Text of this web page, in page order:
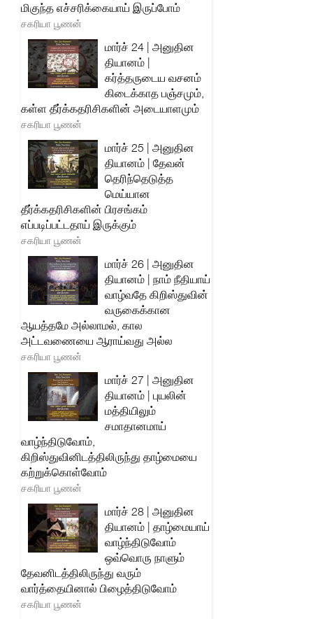
மிகுந்த எச்சரிக்கையாய் இருப்போம்
சகரியா பூணன்
மார்ச் 24 | அனுதின
தியானம் |
கர்த்தருடைய வசனம்
கிடைக்காத பஞ்சமும்,
கள்ள தீர்க்கதரிசிகளின் அடையாளமும்
சகரியா பூணன்
மார்ச் 25 | அனுதின
தியானம் | தேவன்
தெரிந்தெடுத்த
மெய்யான
தீர்க்கதரிசிகளின் பிரசங்கம்
எப்படிப்பட்டதாய் இருக்கும்
சகரியா பூணன்
மார்ச் 26 | அனுதின
தியானம் | நாம் நீதியாய்
வாழ்வதே கிறிஸ்துவின்
வருகைக்கான
ஆயத்தமே அல்லாமல், கால
அட்டவணையை ஆராய்வது அல்ல
சகரியா பூணன்
மார்ச் 27 | அனுதின
தியானம் | புயலின்
மத்தியிலும்
சமாதானமாய்
வாழ்ந்திடுவோம்,
கிறிஸ்துவினிடத்திலிருந்து தாழ்மையை
கற்றுக்கொள்வோம்
சகரியா பூணன்
மார்ச் 28 | அனுதின
தியானம் | தாழ்மையாய்
வாழ்ந்திடுவோம்
ஒவ்வொரு நாளும்
தேவனிடத்திலிருந்து வரும்
வார்த்தையினால் பிழைத்திடுவோம்
சகரியா பூணன்